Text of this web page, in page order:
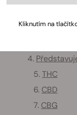
2.Jak jsou
4.
5.THC
6. CBD
7. CBG
Kliknutím na